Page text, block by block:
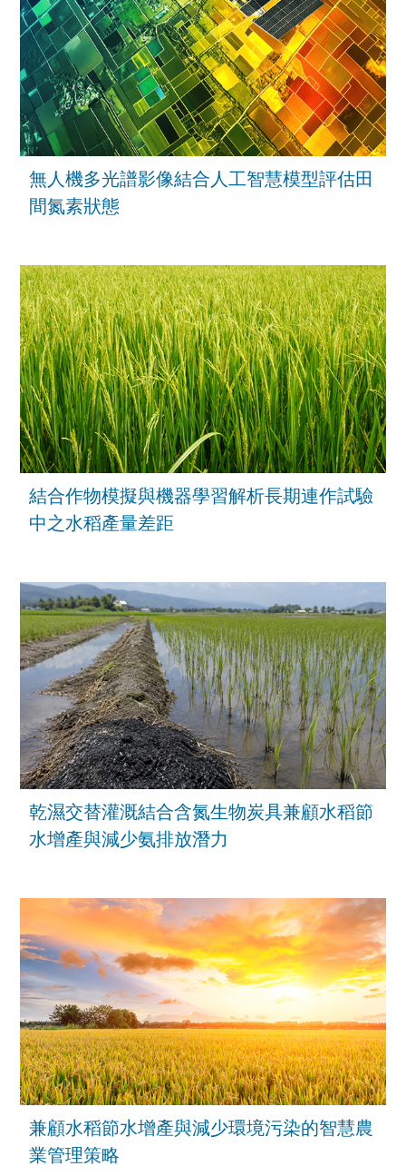
無人機多光譜影像結合人工智慧模型評估田
間氮素狀態
結合作物模擬與機器學習解析長期連作試驗
中之水稻產量差距
乾濕交替灌溉結合含氮生物炭具兼顧水稻節
水增產與減少氨排放潛力
兼顧水稻節水增產與減少環境污染的智慧農
業管理策略